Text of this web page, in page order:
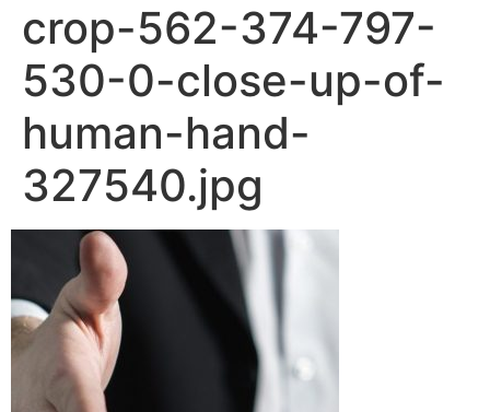
crop-562-374-797-
530-0-close-up-of-
human-hand-
327540.jpg